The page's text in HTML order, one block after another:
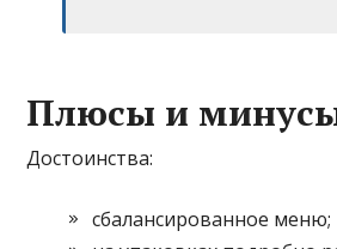
Плюсы и
Достоинства:
сбалансированное меню;